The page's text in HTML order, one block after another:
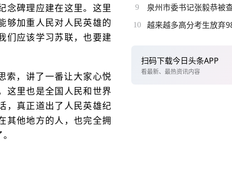
念碑理应建在这里。这里
够加重人民对人民英雄的
们应该学习苏联，也要建
索，讲了一番让大家心悦
这里也是全国人民和世界
，真正道出了人民英雄纪
其他地方的人，也完全拥
9 泉州市委书记张毅恭被
10 越来越多高分考生放弃
扫码下载今日头条APP
看最新、最热资讯内容